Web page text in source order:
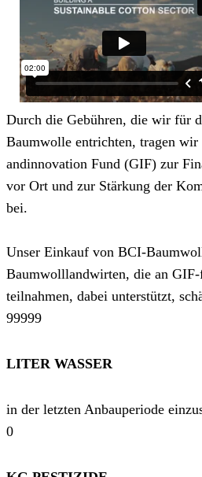
Durch die Gebühren, die wir für
Baumwolle entrichten, tragen
andinnovation Fund (GIF) zur
vor Ort und zur Stärkung der
bei.
Unser Einkauf von BCI-
Baumwolllandwirten, die an
teilnahmen, dabei unterstützt,
99999
LITER WASSER
in der letzten Anbauperiode
0